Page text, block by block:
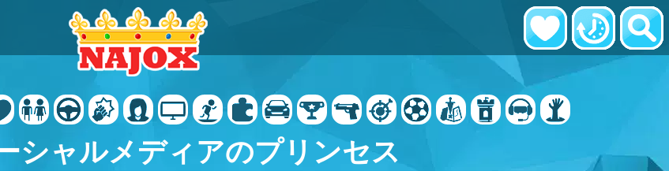
シャルメディアのプリンセス